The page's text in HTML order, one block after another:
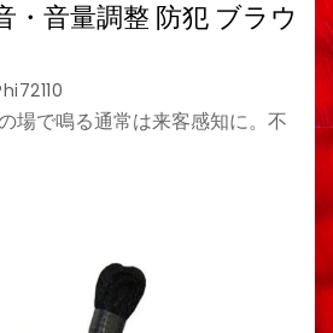
・音量調整 防犯 ブラウ
場で鳴る通常は来客感知に。不